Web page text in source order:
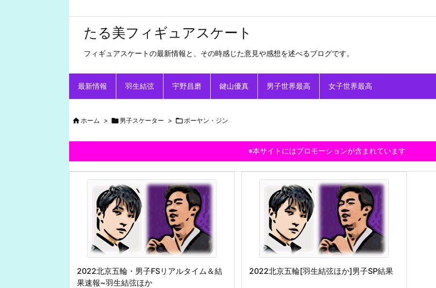
たる美フィギュアスケート
フィギュアスケートの最新情報と、その時感じた意見や感想を述べるブログです。
最新情報 羽生結弦 宇野昌磨 鍵山優真 男子世界最高 女子世界最高
ホーム > 男子スケーター > ボーヤン・ジン
※本サイトにはプロモーションが含まれています
2022北京五輪・男子FSリアルタイム＆結
果速報~羽生結弦ほか
2022北京五輪[羽生結弦ほか]男子SP結果